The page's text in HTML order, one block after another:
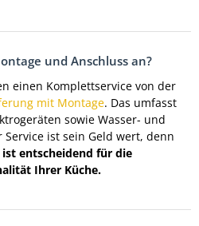
und Anschluss an?
einen Komplettservice von der
mit Montage. Das umfasst
sowie Wasser- und
Service ist sein Geld wert, denn
entscheidend für die
Ihrer Küche.